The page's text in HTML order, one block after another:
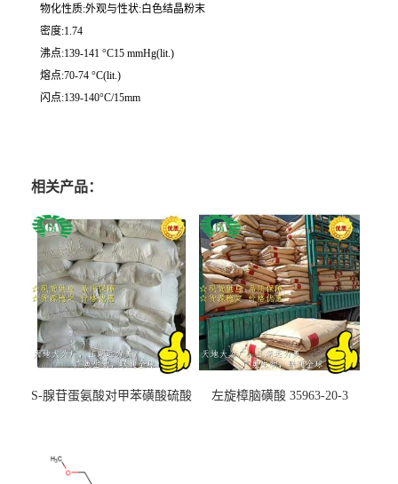
物化性质:外观与性状:白色结晶粉末
密度:1.74
沸点:139-141 °C15 mmHg(lit.)
熔点:70-74 °C(lit.)
闪点:139-140°C/15mm
相关产品：
S-腺苷蛋氨酸对甲苯磺酸硫酸
左旋樟脑磺酸 35963-20-3